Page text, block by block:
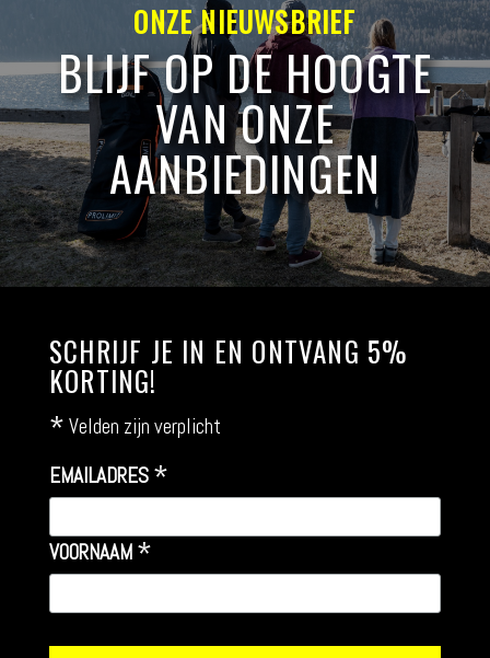
ONZE NIEUWSBRIEF
BLIJF OP DE HOOGTE
VAN ONZE
AANBIEDINGEN
SCHRIJF JE IN EN ONTVANG 5%
KORTING!
* Velden zijn verplicht
EMAILADRES *
VOORNAAM *